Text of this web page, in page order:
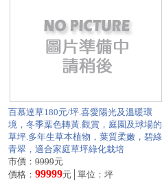
百慕達草180元/坪.喜愛陽光及溫暖環
境，冬季葉色轉黃.觀賞，庭園及球場的
草坪.多年生草本植物，葉質柔嫩，碧綠
青翠，適合家庭草坪綠化栽培
市價： 9999元
價格： 99999元│單位：坪